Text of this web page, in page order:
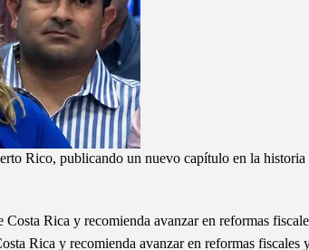
Rico, publicando un nuevo capítulo en la
Rica y recomienda avanzar en reformas fiscales